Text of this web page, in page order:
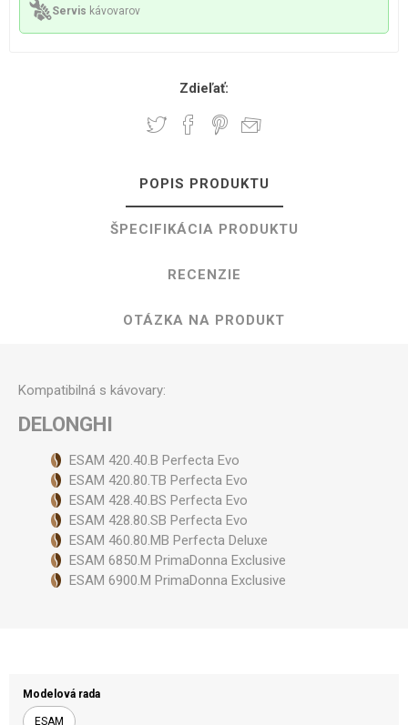
Servis kávovarov
Zdieľať:
Modelová rada
ESAM
POPIS PRODUKTU
ŠPECIFIKÁCIA PRODUKTU
RECENZIE
OTÁZKA NA PRODUKT
Kompatibilná s kávovary:
DELONGHI
ESAM 420.40.B Perfecta Evo
ESAM 420.80.TB Perfecta Evo
ESAM 428.40.BS Perfecta Evo
ESAM 428.80.SB Perfecta Evo
ESAM 460.80.MB Perfecta Deluxe
ESAM 6850.M PrimaDonna Exclusive
ESAM 6900.M PrimaDonna Exclusive